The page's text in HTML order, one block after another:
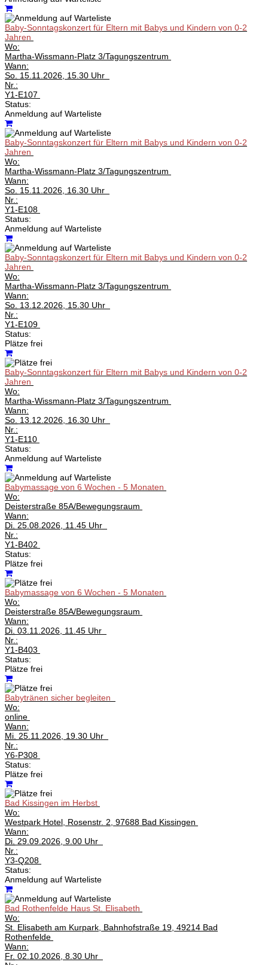
Baby-Sonntagskonzert für Eltern mit Babys und Kindern von 0-2
Jahren
Wo:
Martha-Wissmann-Platz 3/Tagungszentrum
Wann:
So. 15.11.2026, 15.30 Uhr
Nr.:
Y1-E107
Status:
Anmeldung auf Warteliste
Baby-Sonntagskonzert für Eltern mit Babys und Kindern von 0-2
Jahren
Wo:
Martha-Wissmann-Platz 3/Tagungszentrum
Wann:
So. 15.11.2026, 16.30 Uhr
Nr.:
Y1-E108
Status:
Anmeldung auf Warteliste
Baby-Sonntagskonzert für Eltern mit Babys und Kindern von 0-2
Jahren
Wo:
Martha-Wissmann-Platz 3/Tagungszentrum
Wann:
So. 13.12.2026, 15.30 Uhr
Nr.:
Y1-E109
Status:
Plätze frei
Baby-Sonntagskonzert für Eltern mit Babys und Kindern von 0-2
Jahren
Wo:
Martha-Wissmann-Platz 3/Tagungszentrum
Wann:
So. 13.12.2026, 16.30 Uhr
Nr.:
Y1-E110
Status:
Anmeldung auf Warteliste
Babymassage von 6 Wochen - 5 Monaten
Wo:
Deisterstraße 85A/Bewegungsraum
Wann:
Di. 25.08.2026, 11.45 Uhr
Nr.:
Y1-B402
Status:
Plätze frei
Babymassage von 6 Wochen - 5 Monaten
Wo:
Deisterstraße 85A/Bewegungsraum
Wann:
Di. 03.11.2026, 11.45 Uhr
Nr.:
Y1-B403
Status:
Plätze frei
Babytränen sicher begleiten
Wo:
online
Wann:
Mi. 25.11.2026, 19.30 Uhr
Nr.:
Y6-P308
Status:
Plätze frei
Bad Kissingen im Herbst
Wo:
Westpark Hotel, Rosenstr. 2, 97688 Bad Kissingen
Wann:
Di. 29.09.2026, 9.00 Uhr
Nr.:
Y3-Q208
Status:
Anmeldung auf Warteliste
Bad Rothenfelde Haus St. Elisabeth
Wo:
St. Elisabeth am Kurpark, Bahnhofstraße 19, 49214 Bad
Rothenfelde
Wann:
Fr. 02.10.2026, 8.30 Uhr